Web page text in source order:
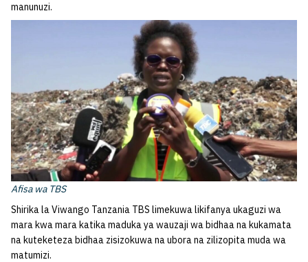
manunuzi.
Afisa wa TBS
Shirika la Viwango Tanzania TBS limekuwa likifanya ukaguzi wa
mara kwa mara katika maduka ya wauzaji wa bidhaa na kukamata
na kuteketeza bidhaa zisizokuwa na ubora na zilizopita muda wa
matumizi.